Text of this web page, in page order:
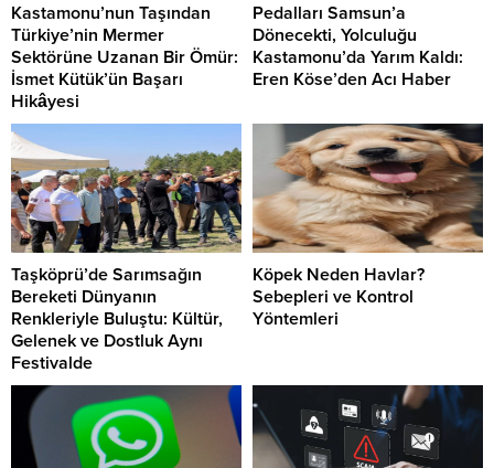
Kastamonu’nun Taşından
Türkiye’nin Mermer
Sektörüne Uzanan Bir Ömür:
İsmet Kütük’ün Başarı
Hikâyesi
Pedalları Samsun’a
Dönecekti, Yolculuğu
Kastamonu’da Yarım Kaldı:
Eren Köse’den Acı Haber
Taşköprü’de Sarımsağın
Bereketi Dünyanın
Renkleriyle Buluştu: Kültür,
Gelenek ve Dostluk Aynı
Festivalde
Köpek Neden Havlar?
Sebepleri ve Kontrol
Yöntemleri